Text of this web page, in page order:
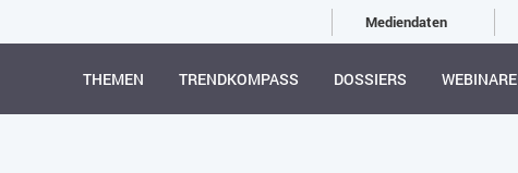
Mediendaten
THEMEN TRENDKOMPASS DOSSIERS WEBINARE